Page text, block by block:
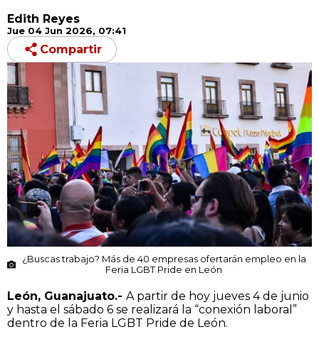
Edith Reyes
Jue 04 Jun 2026, 07:41
Compartir
¿Buscas trabajo? Más de 40 empresas ofertarán empleo en la
Feria LGBT Pride en León
León, Guanajuato.- A partir de hoy jueves 4 de junio
y hasta el sábado 6 se realizará la “conexión laboral”
dentro de la Feria LGBT Pride de León.